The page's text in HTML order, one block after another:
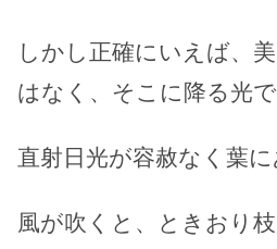
しかし正確にいえば、
はなく、そこに降る光で
直射日光が容赦なく葉に
風が吹くと、ときおり